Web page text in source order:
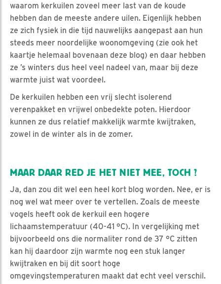
waarom kerkuilen zoveel meer last van de koude
hebben dan de meeste andere uilen. Eigenlijk hebben
ze zich fysiek in die tijd nauwelijks aangepast aan hun
steeds meer noordelijke woonomgeving (zie ook het
kaartje helemaal bovenaan deze blog) en daar hebben
ze ’s winters dus heel veel nadeel van, maar bij deze
warmte juist wat voordeel.
De kerkuilen hebben een vrij slecht isolerend
verenpakket en vrijwel onbedekte poten. Hierdoor
kunnen ze dus relatief makkelijk warmte kwijtraken,
zowel in de winter als in de zomer.
MAAR DAAR RED JE HET NIET MEE, TOCH ?
Ja, dan zou dit wel een heel kort blog worden. Nee, er is
nog wel wat meer over te vertellen. Zoals de meeste
vogels heeft ook de kerkuil een hogere
lichaamstemperatuur (40-41 °C). In vergelijking met
bijvoorbeeld ons die normaliter rond de 37 °C zitten
kan hij daardoor zijn warmte nog een stuk langer
kwijtraken en bij dit soort hoge
omgevingstemperaturen maakt dat echt veel verschil.